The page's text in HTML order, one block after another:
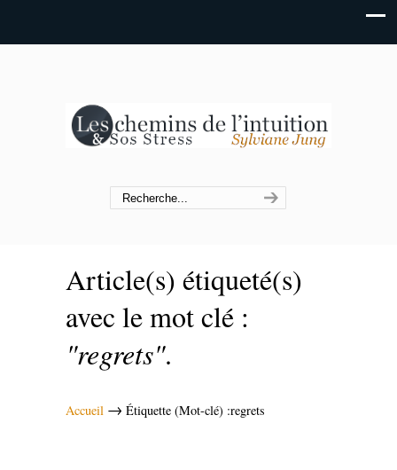
Article(s) étiqueté(s)
avec le mot clé :
"regrets".
Accueil → Étiquette (Mot-clé) :regrets